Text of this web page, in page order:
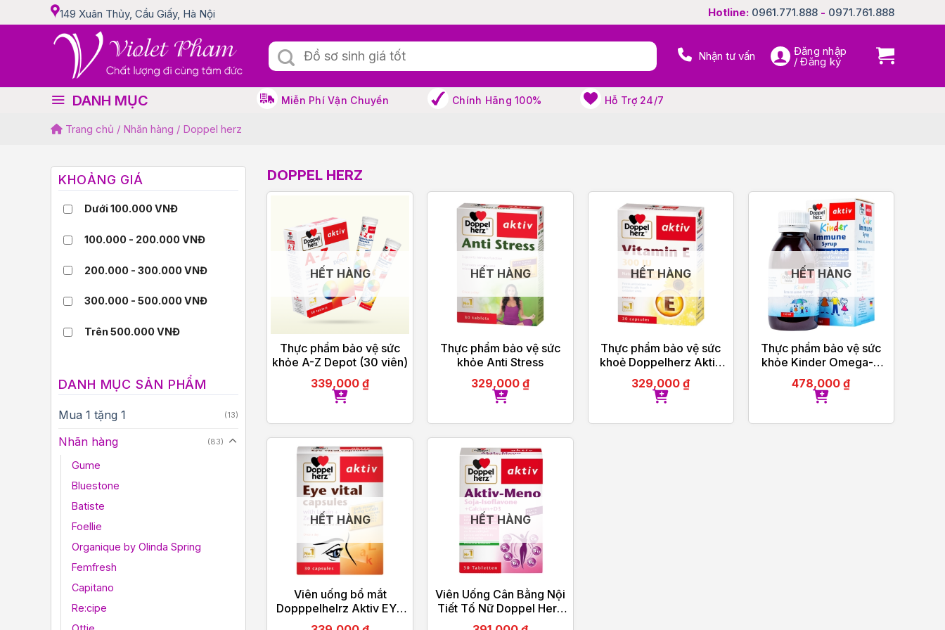
to
149 Xuân Thủy, Cầu Giấy, Hà Nội Hotline: 0961.771.888 - 0971.761.888
Tìm
kiếm:
Nhận tư vấn Đăng nhập
/ Đăng ký
DANH MỤC Miễn Phí Vận Chuyển Chính Hãng 100% Hỗ Trợ 24/7
Trang chủ / Nhãn hàng / Doppel herz
KHOẢNG GIÁ
Dưới 100.000 VNĐ
100.000 - 200.000 VNĐ
200.000 - 300.000 VNĐ
300.000 - 500.000 VNĐ
Trên 500.000 VNĐ
DANH MỤC SẢN PHẨM
Mua 1 tặng 1 (13)
Nhãn hàng (83)
Gume
Bluestone
Batiste
Foellie
Organique by Olinda Spring
Femfresh
Capitano
Re:cipe
DOPPEL HERZ
HẾT HÀNG
Thực phẩm bảo vệ sức
khỏe A-Z Depot (30 viên)
339,000₫
HẾT HÀNG
Thực phẩm bảo vệ sức
khỏe Anti Stress
329,000₫
HẾT HÀNG
Thực phẩm bảo vệ sức
khoẻ Doppelherz Aktiv
Vitamin E
329,000₫
HẾT HÀNG
Thực phẩm bảo vệ sức
khỏe Kinder Omega-3
Syrup 250ml
478,000₫
HẾT HÀNG
Viên uống bổ mắt
Dopppelhelrz Aktiv EYE
VITAL CAPSULES (30
HẾT HÀNG
Viên Uống Cân Bằng Nội
Tiết Tố Nữ Doppel Herz
Activ-Meno